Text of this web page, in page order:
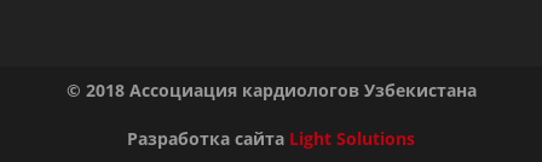
© 2018 Ассоциация кардиологов Узбекистана
Разработка сайта Light Solutions